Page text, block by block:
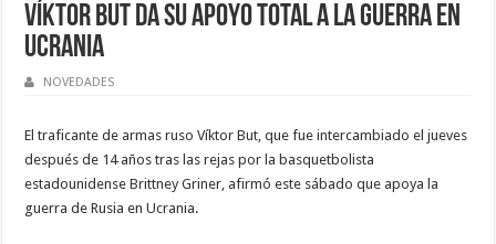
Víktor But da su apoyo total a la guerra en
Ucrania
NOVEDADES
El traficante de armas ruso Víktor But, que fue intercambiado el jueves
después de 14 años tras las rejas por la basquetbolista
estadounidense Brittney Griner, afirmó este sábado que apoya la
guerra de Rusia en Ucrania.